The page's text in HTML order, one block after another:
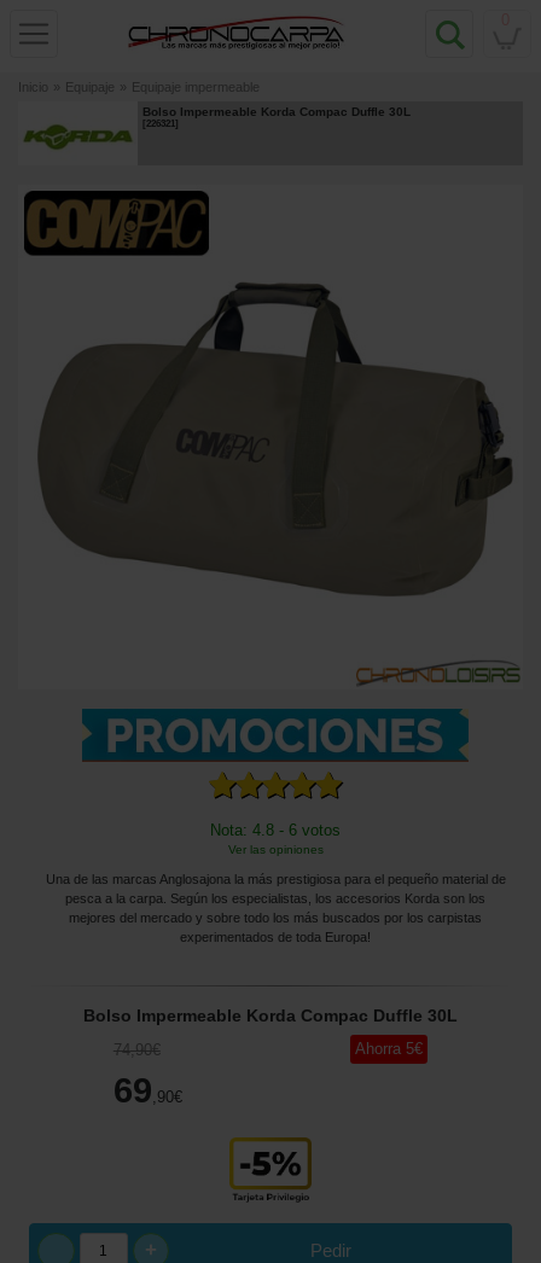
Inicio » Equipaje » Equipaje impermeable
Bolso Impermeable Korda Compac Duffle 30L
[226321]
Nota: 4.8 - 6 votos
Ver las opiniones
Una de las marcas Anglosajona la más prestigiosa para el pequeño material de
pesca a la carpa. Según los especialistas, los accesorios Korda son los
mejores del mercado y sobre todo los más buscados por los carpistas
experimentados de toda Europa!
Bolso Impermeable Korda Compac Duffle 30L
74,90€
69 ,90€
Ahorra 5€
Pedir
+